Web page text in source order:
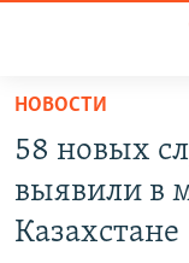
Вернуться
основному
содержанию
Вернутся
ВОЙНА В УКРАИНЕ
НОВОСТИ
58 новых
выявили в
Казахстане